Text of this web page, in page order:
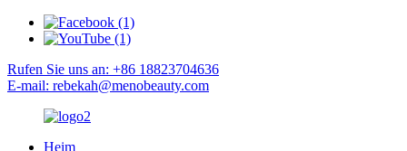
Rufen Sie uns an: +86 18823704636
E-mail: rebekah@menobeauty.com
Heim